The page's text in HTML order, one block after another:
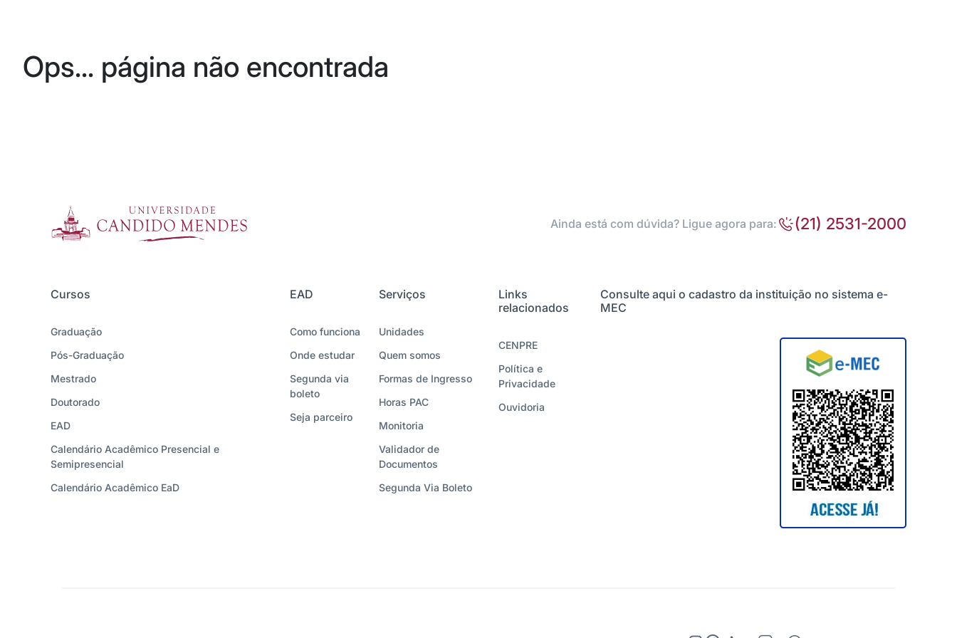
Ops... página não encontrada
Ainda está com dúvida? Ligue agora para: (21) 2531-2000
Cursos
Graduação
Pós-Graduação
Mestrado
Doutorado
EAD
Calendário Acadêmico Presencial e
Semipresencial
Calendário Acadêmico EaD
EAD
Como funciona
Onde estudar
Segunda via
boleto
Seja parceiro
Serviços
Unidades
Quem somos
Formas de Ingresso
Horas PAC
Monitoria
Validador de
Documentos
Segunda Via Boleto
Links
relacionados
CENPRE
Política e
Privacidade
Ouvidoria
Consulte aqui o cadastro da instituição no sistema e-
MEC